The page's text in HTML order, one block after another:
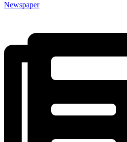
Newspaper